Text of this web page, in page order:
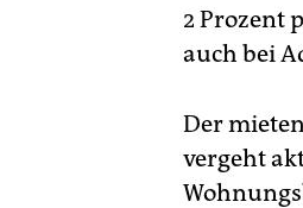
2 Prozent
auch bei
Der
vergeht